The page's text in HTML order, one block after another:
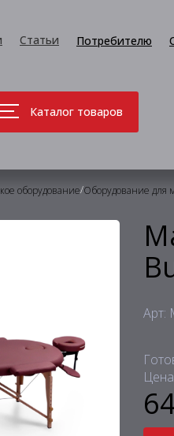
Статьи Потребителю
Каталог товаров
оборудование/Оборудование для
Арт: